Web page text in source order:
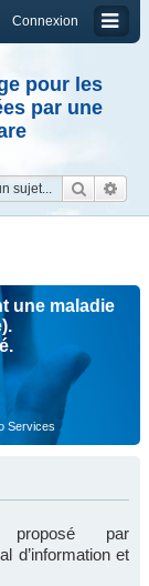
Connexion
pour les
par une
une maladie
Services
par
d’information et